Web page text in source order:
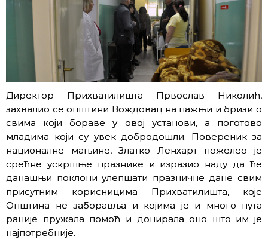
Директор Прихватилишта Првослав Николић,
захвалио се општини Вождовац на пажњи и бризи о
свима који бораве у овој установи, а поготово
младима који су увек добродошли. Повереник за
националне мањине, Златко Ленхарт пожелео је
срећне ускршње празнике и изразио наду да ће
данашњи поклони улепшати празничне дане свим
присутним корисницима Прихватилишта, које
Општина не заборавља и којима је и много пута
раније пружала помоћ и донирала оно што им је
најпотребније.